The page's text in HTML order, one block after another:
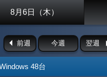
8月6日（木）
前週 今週 翌週
48台